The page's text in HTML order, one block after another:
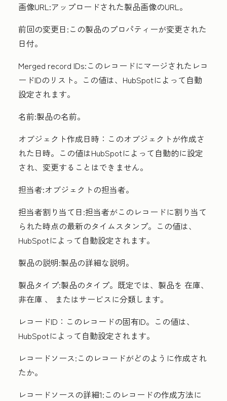
画像URL:アップロードされた製品画像のURL。
前回の変更日 :この製品のプロパティーが変更された
日付。
Merged record IDs:このレコードにマージされたレコ
ードIDのリスト。この値は、HubSpotによって自動
設定されます。
名前:製品の名前。
オブジェクト作成日時： このオブジェクトが作成さ
れた日時。この値はHubSpotによって自動的に設定
され、変更することはできません。
担当者:オブジェクトの担当者。
担当者割り当て日 :担当者がこのレコードに割り当て
られた時点の最新のタイムスタンプ。この値は、
HubSpotによって自動設定されます。
製品の説明:製品の詳細な説明。
製品タイプ:製品のタイプ。既定では、製品を 在庫、
非在庫 、 またはサービス に分類します。
レコードID： このレコードの固有ID。この値は、
HubSpotによって自動設定されます。
レコードソース:このレコードがどのように作成され
たか。
レコードソースの詳細1:このレコードの作成方法に